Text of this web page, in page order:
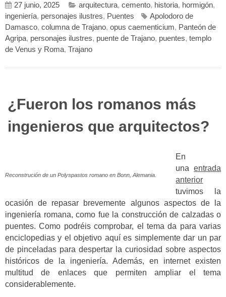
27 junio, 2025 arquitectura, cemento, historia, hormigón,
ingeniería, personajes ilustres, Puentes
Apolodoro de
Damasco, columna de Trajano, opus caementicium, Panteón de
Agripa, personajes ilustres, puente de Trajano, puentes, templo
de Venus y Roma, Trajano
¿Fueron los romanos más
ingenieros que arquitectos?
Reconstrución de un Polyspastos romano en Bonn, Alemania.
En
una entrada
anterior
tuvimos la
ocasión de repasar brevemente algunos aspectos de la
ingeniería romana, como fue la construcción de calzadas o
puentes. Como podréis comprobar, el tema da para varias
enciclopedias y el objetivo aquí es simplemente dar un par
de pinceladas para despertar la curiosidad sobre aspectos
históricos de la ingeniería. Además, en internet existen
multitud de enlaces que permiten ampliar el tema
considerablemente.